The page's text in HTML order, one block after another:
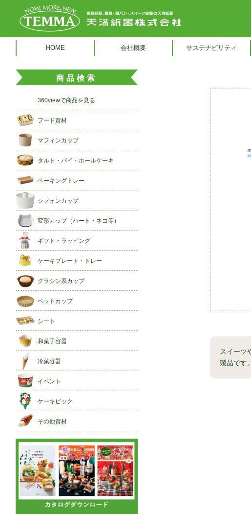
HOME 会社概要 サステナビリティ
スイーツ
製品です。
商品検索
360viewで商品を見る
フード資材
マフィンカップ
タルト・パイ・ホールケーキ
ベーキングトレー
シフォンカップ
変形カップ（ハート・ネコ等）
ギフト・ラッピング
ケーキプレート・トレー
グラシン系カップ
ペットカップ
シート
和菓子容器
冷菓容器
イベント
ケーキピック
その他資材